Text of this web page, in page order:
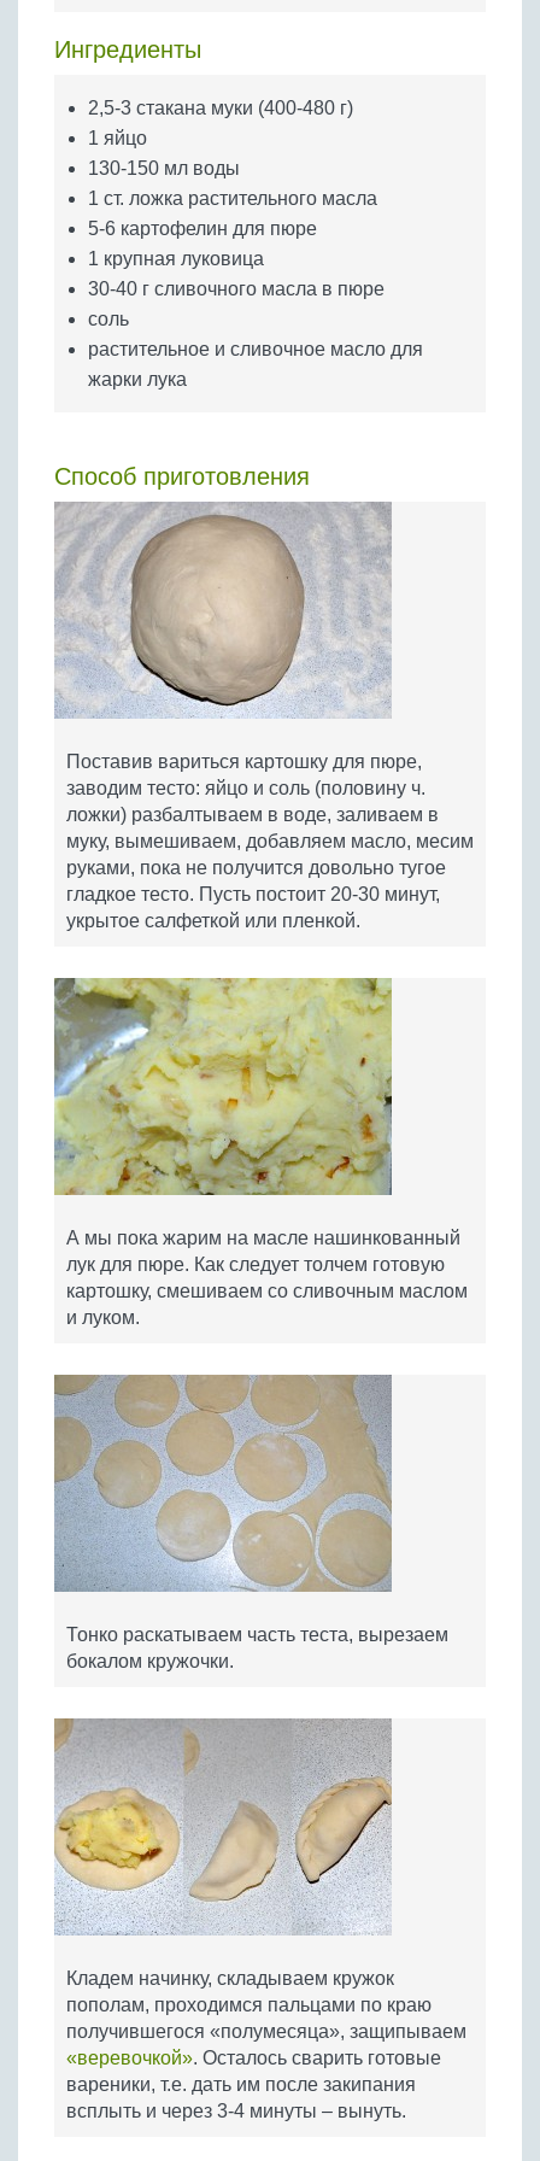
Яйца
Ингредиенты
2,5-3 стакана муки (400-480 г)
1 яйцо
130-150 мл воды
1 ст. ложка растительного масла
5-6 картофелин для пюре
1 крупная луковица
30-40 г сливочного масла в пюре
соль
растительное и сливочное масло для
жарки лука
Способ приготовления
Поставив вариться картошку для пюре,
заводим тесто: яйцо и соль (половину ч.
ложки) разбалтываем в воде, заливаем в
муку, вымешиваем, добавляем масло, месим
руками, пока не получится довольно тугое
гладкое тесто. Пусть постоит 20-30 минут,
укрытое салфеткой или пленкой.
А мы пока жарим на масле нашинкованный
лук для пюре. Как следует толчем готовую
картошку, смешиваем со сливочным маслом
и луком.
Тонко раскатываем часть теста, вырезаем
бокалом кружочки.
Кладем начинку, складываем кружок
пополам, проходимся пальцами по краю
получившегося «полумесяца», защипываем
«веревочкой». Осталось сварить готовые
вареники, т.е. дать им после закипания
всплыть и через 3-4 минуты – вынуть.